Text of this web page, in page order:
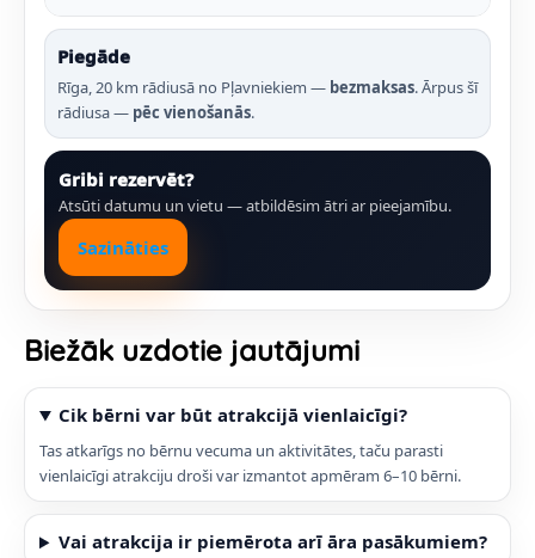
Piegāde
Rīga, 20 km rādiusā no Pļavniekiem — bezmaksas. Ārpus šī
rādiusa — pēc vienošanās.
Gribi rezervēt?
Atsūti datumu un vietu — atbildēsim ātri ar pieejamību.
Sazināties
Biežāk uzdotie jautājumi
Cik bērni var būt atrakcijā vienlaicīgi?
Tas atkarīgs no bērnu vecuma un aktivitātes, taču parasti
vienlaicīgi atrakciju droši var izmantot apmēram 6–10 bērni.
Vai atrakcija ir piemērota arī āra pasākumiem?